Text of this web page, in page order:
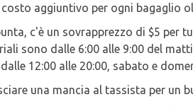
aggiuntivo per ogni bagaglio
c'è un sovrapprezzo di $5 per
sono dalle 6:00 alle 9:00 del
12:00 alle 20:00, sabato e
una mancia al tassista per un